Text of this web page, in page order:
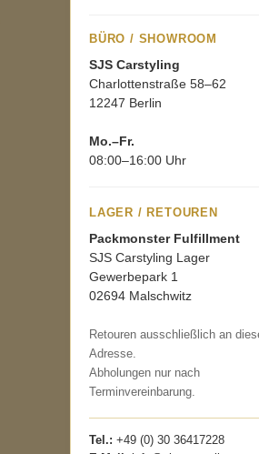
BÜRO / SHOWROOM
SJS Carstyling
Charlottenstraße 58–62
12247 Berlin
Mo.–Fr.
08:00–16:00 Uhr
LAGER / RETOUREN
Packmonster Fulfillment
SJS Carstyling Lager
Gewerbepark 1
02694 Malschwitz
Retouren ausschließlich an
Adresse.
Abholungen nur nach
Terminvereinbarung.
Tel.: +49 (0) 30 36417228